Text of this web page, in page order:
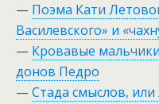
— Поэма Кати
Василевского» и
— Кровавые
донов Педро
—Стада смыслов, или